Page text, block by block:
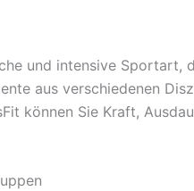
und intensive
aus verschiedenen
können Sie Kraft,